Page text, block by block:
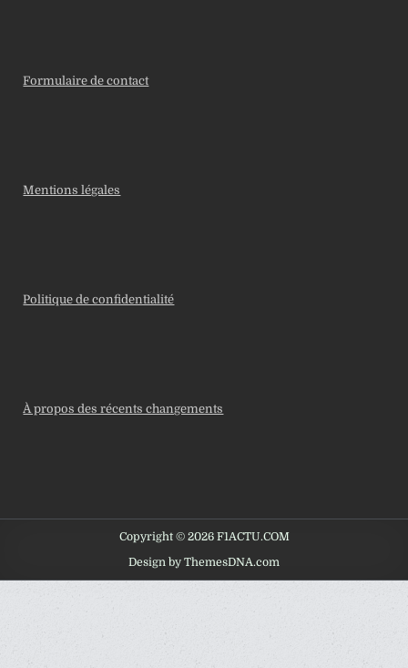
Formulaire de contact
Mentions légales
Politique de confidentialité
À propos des récents changements
Copyright © 2026 F1ACTU.COM
Design by ThemesDNA.com